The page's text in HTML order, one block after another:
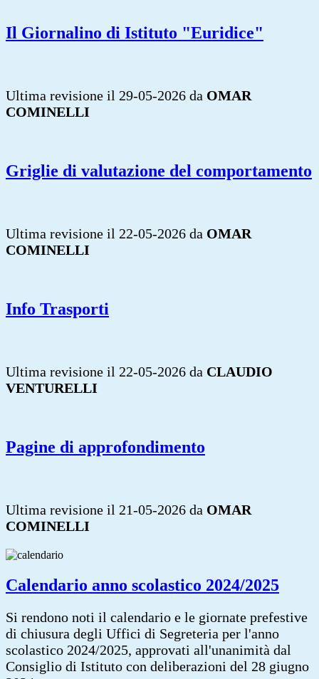
Il Giornalino di Istituto "Euridice"
Ultima revisione il 29-05-2026 da OMAR
COMINELLI
Griglie di valutazione del comportamento
Ultima revisione il 22-05-2026 da OMAR
COMINELLI
Info Trasporti
Ultima revisione il 22-05-2026 da CLAUDIO
VENTURELLI
Pagine di approfondimento
Ultima revisione il 21-05-2026 da OMAR
COMINELLI
Calendario anno scolastico 2024/2025
Si rendono noti il calendario e le giornate prefestive
di chiusura degli Uffici di Segreteria per l'anno
scolastico 2024/2025, approvati all'unanimità dal
Consiglio di Istituto con deliberazioni del 28 giugno